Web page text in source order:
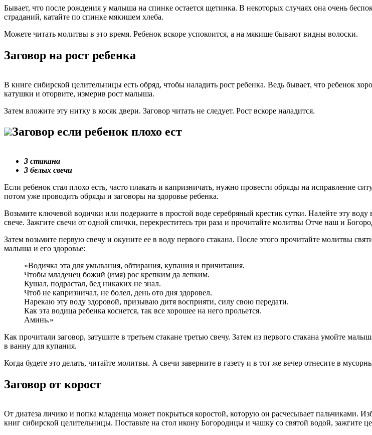
Бывает, что после рождения у малыша на спинке остается щетинка. В некоторых случаях она очень
страданий, катайте по спинке мякишем хлеба.
Можете читать молитвы в это время. Ребенок вскоре успокоится, а на мякише бывают видны волоски.
Заговор на рост ребенка
В книге сибирской целительницы есть обряд, чтобы наладить рост ребенка. Ведь бывает, что ребенок
катушки и оторвите, измерив рост малыша.
Затем вложите эту нитку в косяк двери. Заговор читать не следует. Рост вскоре наладится.
Заговор если ребенок плохо ест
3 стакана
3 белых свечи
Если ребенок стал плохо есть, часто плакать и капризничать, нужно провести обряды на исправление
потом уже проводить обряды и заговоры на здоровье ребенка.
Возьмите ключевой водички или подержите в простой воде серебряный крестик сутки. Налейте эту
свече. Зажгите свечи от одной спички, перекреститесь три раза и прочитайте молитвы Отче наш и
Затем возьмите первую свечу и окуните ее в воду первого стакана. После этого прочитайте молитвы
малыша и его здоровье:
«Водичка эта для умывания, обтирания, купания и причитания.
Чтобы младенец божий (имя) рос крепким да лепким.
Кушал, подрастал, бед никаких не знал.
Чтоб не капризничал, не болел, день ото дня здоровел.
Нарекаю эту воду здоровой, призываю дитя восприяти, силу свою передати.
Как эта водица ребенка коснется, так все хорошее на него прольется.
Аминь.»
Как прочитали заговор, затушите в третьем стакане третью свечу. Затем из первого стакана умойте
в ванну для купания.
Когда будете это делать, читайте молитвы. А свечи заверните в газету и в тот же вечер отнесите в
Заговор от корост
От диатеза личико и попка младенца может покрыться коростой, которую он расчесывает пальчиками.
книг сибирской целительницы. Поставьте на стол икону Богородицы и чашку со святой водой, зажгите